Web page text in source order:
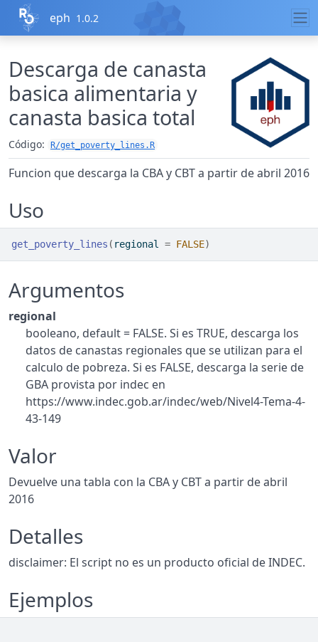
Ir al contenido
eph 1.0.2
Descarga de canasta
basica alimentaria y
canasta basica total
Código: R/get_poverty_lines.R
Funcion que descarga la CBA y CBT a partir de abril 2016
Uso
get_poverty_lines ( regional = FALSE)
Argumentos
regional
booleano, default = FALSE. Si es TRUE, descarga los
datos de canastas regionales que se utilizan para el
calculo de pobreza. Si es FALSE, descarga la serie de
GBA provista por indec en
https://www.indec.gob.ar/indec/web/Nivel4-Tema-4-
43-149
Valor
Devuelve una tabla con la CBA y CBT a partir de abril
2016
Detalles
disclaimer: El script no es un producto oficial de INDEC.
Ejemplos